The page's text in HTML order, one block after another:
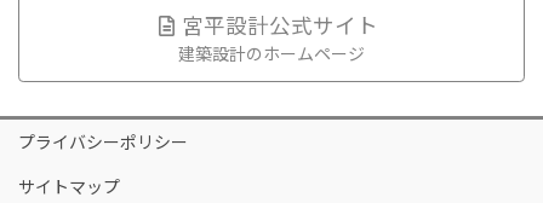
宮平設計公式サイト
建築設計のホームページ
プライバシーポリシー
サイトマップ